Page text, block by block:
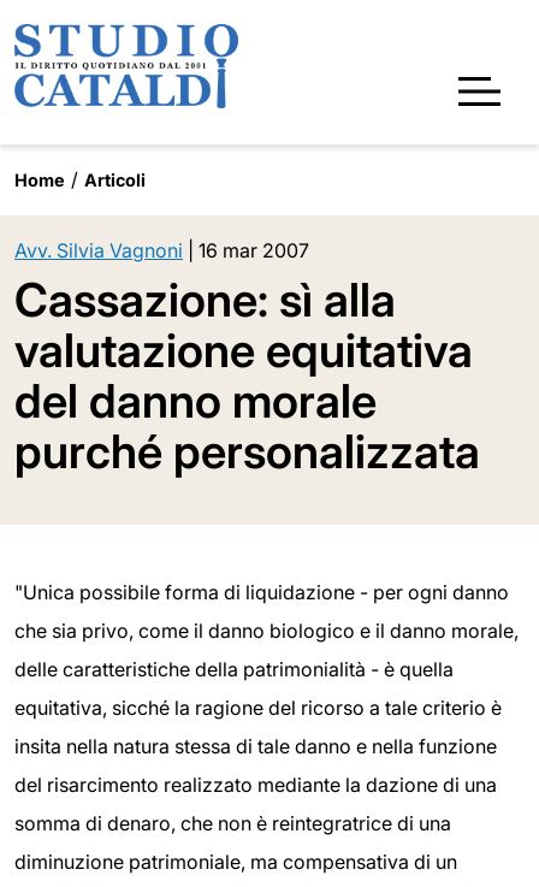
Home Articoli
Avv. Silvia Vagnoni 16 mar 2007
Cassazione: sì alla
valutazione equitativa
del danno morale
purché personalizzata
"Unica possibile forma di liquidazione - per ogni danno
che sia privo, come il danno biologico e il danno morale,
delle caratteristiche della patrimonialità - è quella
equitativa, sicché la ragione del ricorso a tale criterio è
insita nella natura stessa di tale danno e nella funzione
del risarcimento realizzato mediante la dazione di una
somma di denaro, che non è reintegratrice di una
diminuzione patrimoniale, ma compensativa di un